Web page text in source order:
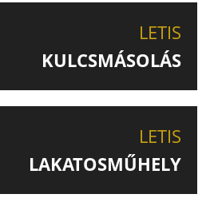
LETIS
KULCSMÁSOLÁS
LETIS
LAKATOSMŰHELY